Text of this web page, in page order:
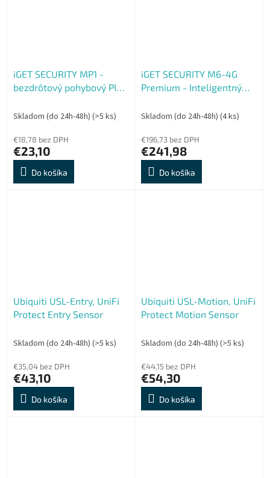
iGET SECURITY MP1 -
bezdrôtový pohybový PIR
nastavením citlivosti
Skladom (do 24h-48h) (>5 ks)
€18,78 bez DPH
€23,10
Do košíka
iGET SECURITY M6-4G
Premium - Inteligentný
4G, WiFi, LAN alarm,
Skladom (do 24h-48h) (4 ks)
€196,73 bez DPH
€241,98
Do košíka
Ubiquiti USL-Entry, UniFi
Protect Entry Sensor
Skladom (do 24h-48h) (>5 ks)
€35,04 bez DPH
€43,10
Do košíka
Ubiquiti USL-Motion, UniFi
Protect Motion Sensor
Skladom (do 24h-48h) (>5 ks)
€44,15 bez DPH
€54,30
Do košíka